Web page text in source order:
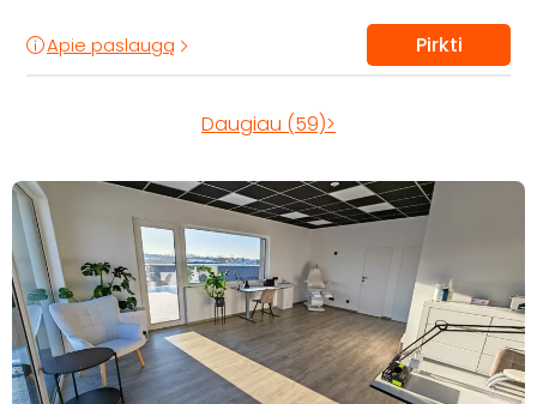
Apie paslaugą Pirkti
Daugiau (59)>